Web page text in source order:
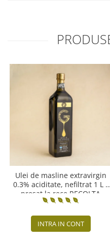
Ulei de masline extravirgin
0.3% aciditate, nefiltrat 1 L -
presat la rece RECOLTA
NOUA
INTRA IN CONT